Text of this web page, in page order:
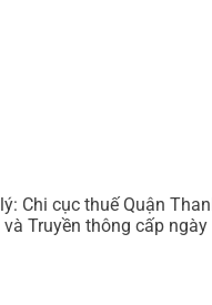
Chi cục thuế Quận
Truyền thông cấp